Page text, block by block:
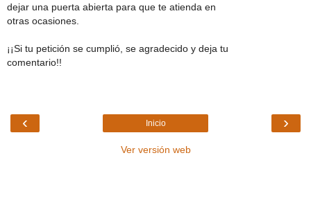
dejar una puerta abierta para que te atienda en
otras ocasiones.
¡¡Si tu petición se cumplió, se agradecido y deja tu
comentario!!
‹ ›
Inicio
Ver versión web